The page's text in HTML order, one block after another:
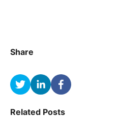
Share
Related Posts